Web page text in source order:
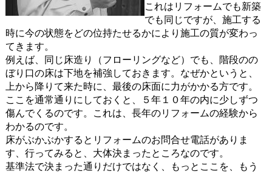
これはリフォームでも新築
でも同じですが、施工する
時に今の状態をどの位持たせるかにより施工の質が変わっ
てきます。
例えば、同じ床造り（フローリングなど）でも、階段のの
ぼり口の床は下地を補強しておきます。なぜかというと、
上から降りて来た時に、最後の床面に力がかかる方です。
ここを通常通りにしておくと、５年１０年の内に少しずつ
傷んでくるのです。これは、長年のリフォームの経験から
わかるのです。
床がぶかぶかするとリフォームのお問合せ電話がありま
す、行ってみると、大体決まったところなのです。
基準法で決まった通りだけではなく、もっとここを、もう